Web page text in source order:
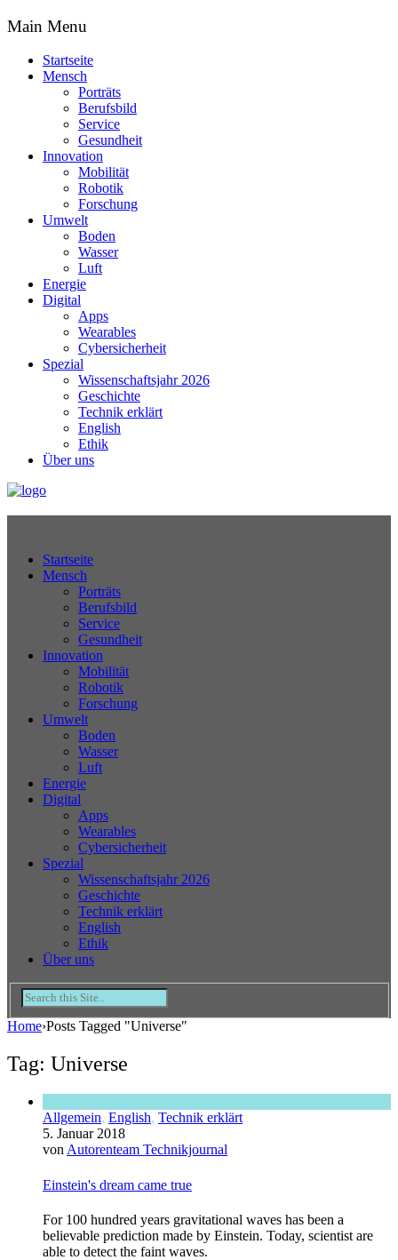
Main Menu
Startseite
Mensch
Porträts
Berufsbild
Service
Gesundheit
Innovation
Mobilität
Robotik
Forschung
Umwelt
Boden
Wasser
Luft
Energie
Digital
Apps
Wearables
Cybersicherheit
Spezial
Wissenschaftsjahr 2026
Geschichte
Technik erklärt
English
Ethik
Über uns
Startseite
Mensch
Porträts
Berufsbild
Service
Gesundheit
Innovation
Mobilität
Robotik
Forschung
Umwelt
Boden
Wasser
Luft
Energie
Digital
Apps
Wearables
Cybersicherheit
Spezial
Wissenschaftsjahr 2026
Geschichte
Technik erklärt
English
Ethik
Über uns
Home›Posts Tagged "Universe"
Tag: Universe
Allgemein, English, Technik erklärt
5. Januar 2018
von Autorenteam Technikjournal
Einstein's dream came true
For 100 hundred years gravitational waves has been a
believable prediction made by Einstein. Today, scientist are
able to detect the faint waves.